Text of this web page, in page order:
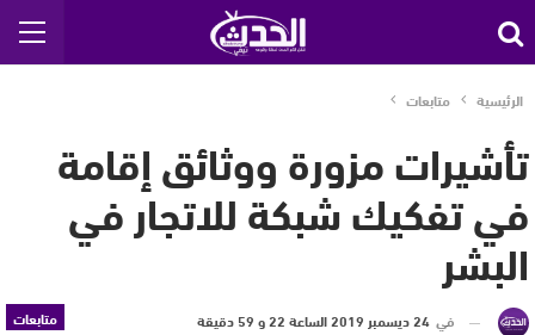
الرئيسية متابعات
تأشيرات مزورة ووثائق إقامة
في تفكيك شبكة للاتجار في
البشر
متابعات في 24 ديسمبر 2019 الساعة 22 و 59 دقيقة